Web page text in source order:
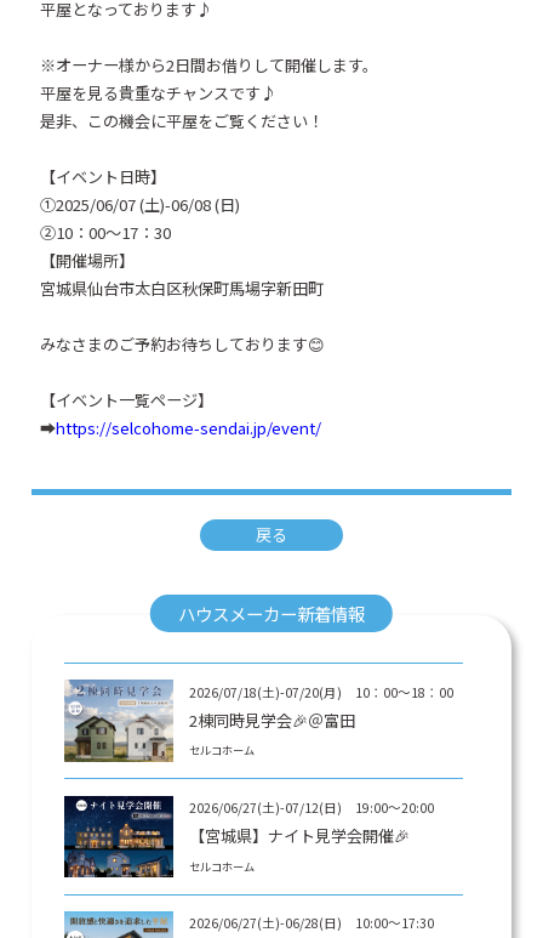
平屋となっております♪
※オーナー様から2日間お借りして開催します。
平屋を見る貴重なチャンスです♪
是非、この機会に平屋をご覧ください！
【イベント日時】
①2025/06/07 (土)-06/08 (日)
②10：00～17：30
【開催場所】
宮城県仙台市太白区秋保町馬場字新田町
みなさまのご予約お待ちしております😊
【イベント一覧ページ】
➡https://selcohome-sendai.jp/event/
戻る
ハウスメーカー新着情報
2026/07/18(土)-07/20(月) 10：00～18：00
2棟同時見学会🎉＠富田
セルコホーム
2026/06/27(土)-07/12(日) 19:00～20:00
【宮城県】ナイト見学会開催🎉
セルコホーム
2026/06/27(土)-06/28(日) 10:00～17:30